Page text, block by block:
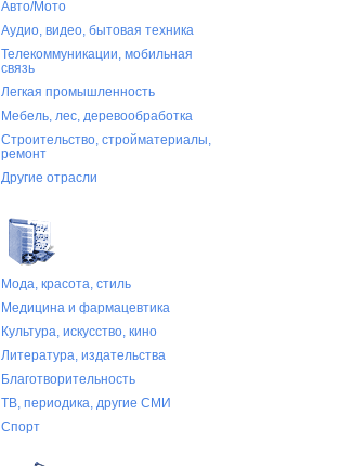
Авто/Мото
Аудио, видео, бытовая техника
Телекоммуникации, мобильная
связь
Легкая промышленность
Мебель, лес, деревообработка
Строительство, стройматериалы,
ремонт
Другие отрасли
Мода, красота, стиль
Медицина и фармацевтика
Культура, искусство, кино
Литература, издательства
Благотворительность
ТВ, периодика, другие СМИ
Спорт